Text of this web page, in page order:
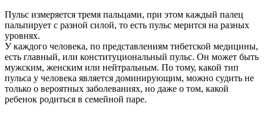
Пульс измеряется тремя пальцами, при этом каждый палец
пальпирует с разной силой, то есть пульс мерится на разных
уровнях.
У каждого человека, по представлениям тибетской медицины,
есть главный, или конституциональный пульс. Он может быть
мужским, женским или нейтральным. По тому, какой тип
пульса у человека является доминирующим, можно судить не
только о вероятных заболеваниях, но даже о том, какой
ребенок родиться в семейной паре.